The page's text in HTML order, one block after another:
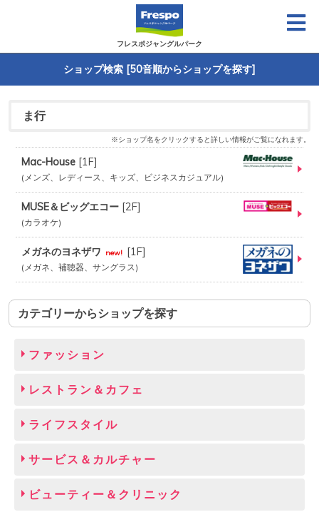
フレスポジャングルパーク
ショップ検索 [50音順からショップを探す]
ま行
※ショップ名をクリックすると詳しい情報がご覧になれます。
Mac-House [1F]
メンズ、レディース、キッズ、ビジネスカジュアル
MUSE＆ビッグエコー [2F]
カラオケ
メガネのヨネザワ new! [1F]
メガネ、補聴器、サングラス
カテゴリーからショップを探す
ファッション
レストラン＆カフェ
ライフスタイル
サービス＆カルチャー
ビューティー＆クリニック